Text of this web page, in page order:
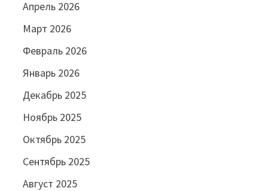
Апрель 2026
Март 2026
Февраль 2026
Январь 2026
Декабрь 2025
Ноябрь 2025
Октябрь 2025
Сентябрь 2025
Август 2025